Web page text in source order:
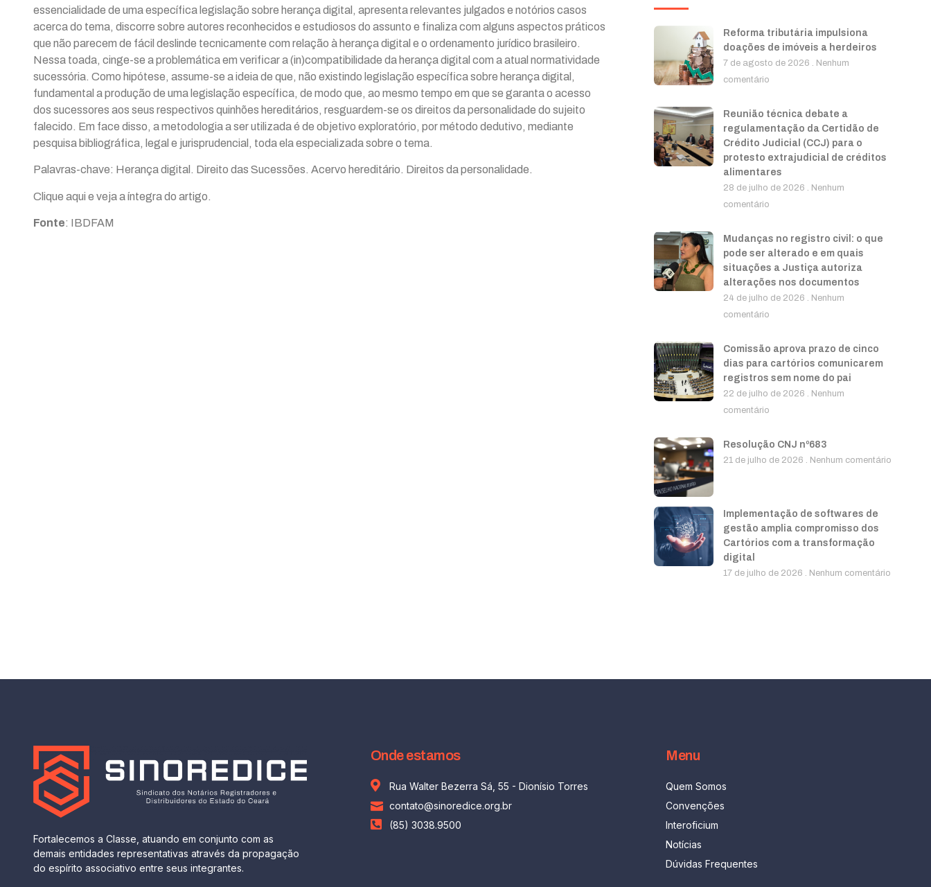
essencialidade de uma específica legislação sobre herança digital, apresenta relevantes julgados e notórios casos
acerca do tema, discorre sobre autores reconhecidos e estudiosos do assunto e finaliza com alguns aspectos práticos
que não parecem de fácil deslinde tecnicamente com relação à herança digital e o ordenamento jurídico brasileiro.
Nessa toada, cinge-se a problemática em verificar a (in)compatibilidade da herança digital com a atual normatividade
sucessória. Como hipótese, assume-se a ideia de que, não existindo legislação específica sobre herança digital,
fundamental a produção de uma legislação específica, de modo que, ao mesmo tempo em que se garanta o acesso
dos sucessores aos seus respectivos quinhões hereditários, resguardem-se os direitos da personalidade do sujeito
falecido. Em face disso, a metodologia a ser utilizada é de objetivo exploratório, por método dedutivo, mediante
pesquisa bibliográfica, legal e jurisprudencial, toda ela especializada sobre o tema.
Palavras-chave: Herança digital. Direito das Sucessões. Acervo hereditário. Direitos da personalidade.
Clique aqui e veja a íntegra do artigo.
Fonte: IBDFAM
Reforma tributária impulsiona
doações de imóveis a herdeiros
7 de agosto de 2026
Nenhum
comentário
Reunião técnica debate a
regulamentação da Certidão de
Crédito Judicial (CCJ) para o
protesto extrajudicial de créditos
alimentares
28 de julho de 2026
Nenhum
comentário
Mudanças no registro civil: o que
pode ser alterado e em quais
situações a Justiça autoriza
alterações nos documentos
24 de julho de 2026
Nenhum
comentário
Comissão aprova prazo de cinco
dias para cartórios comunicarem
registros sem nome do pai
22 de julho de 2026
Nenhum
comentário
Resolução CNJ nº683
21 de julho de 2026 Nenhum comentário
Implementação de softwares de
gestão amplia compromisso dos
Cartórios com a transformação
digital
17 de julho de 2026 Nenhum comentário
Fortalecemos a Classe, atuando em conjunto com as
demais entidades representativas através da propagação
do espírito associativo entre seus integrantes.
Onde estamos
Rua Walter Bezerra Sá, 55 - Dionísio Torres
contato@sinoredice.org.br
(85) 3038.9500
Menu
Quem Somos
Convenções
Interoficium
Notícias
Dúvidas Frequentes